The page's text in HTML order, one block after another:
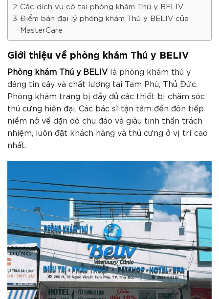
Các dịch vụ có tại phòng khám Thú y BELIV
Điểm bán đại lý phòng khám Thú y BELIV của
MasterCare
Giới thiệu về phòng khám Thú y BELIV
Phòng khám Thú y BELIV là phòng khám thú y
đáng tin cậy và chất lượng tại Tam Phú, Thủ Đức.
Phòng khám trang bị đầy đủ các thiết bị chăm sóc
thú cưng hiện đại. Các bác sĩ tận tâm đến đón tiếp
niềm nở về dặn dò chu đáo và giàu tinh thần trách
nhiệm, luôn đặt khách hàng và thú cưng ở vị trí cao
nhất.